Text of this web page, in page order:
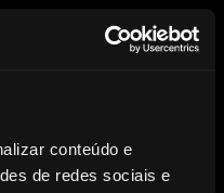
conteúdo e
de redes sociais e
PT
Coletiva de